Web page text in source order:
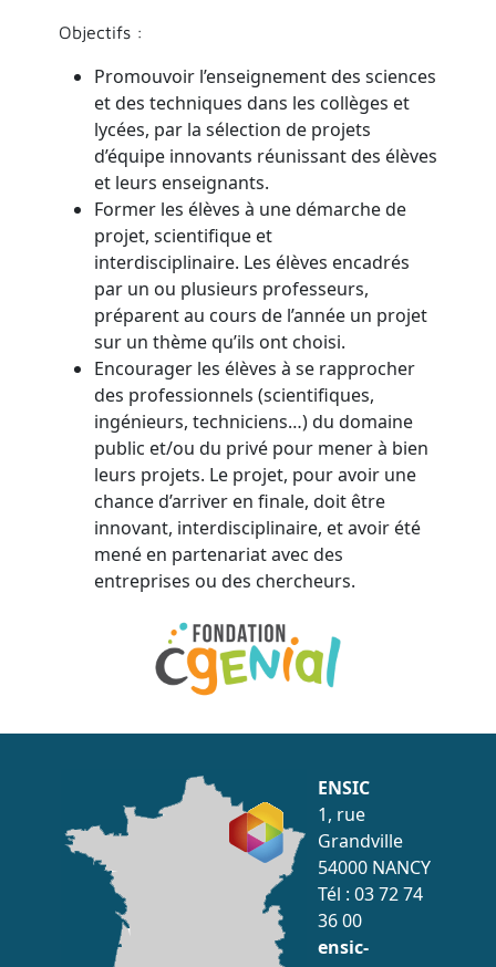
Objectifs :
Promouvoir l’enseignement des sciences
et des techniques dans les collèges et
lycées, par la sélection de projets
d’équipe innovants réunissant des élèves
et leurs enseignants.
Former les élèves à une démarche de
projet, scientifique et
interdisciplinaire. Les élèves encadrés
par un ou plusieurs professeurs,
préparent au cours de l’année un projet
sur un thème qu’ils ont choisi.
Encourager les élèves à se rapprocher
des professionnels (scientifiques,
ingénieurs, techniciens…) du domaine
public et/ou du privé pour mener à bien
leurs projets. Le projet, pour avoir une
chance d’arriver en finale, doit être
innovant, interdisciplinaire, et avoir été
mené en partenariat avec des
entreprises ou des chercheurs.
ENSIC
1, rue
Grandville
54000 NANCY
Tél : 03 72 74
36 00
ensic-